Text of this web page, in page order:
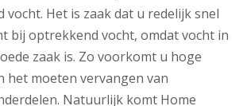
Het is zaak dat u redelijk snel
bij optrekkend vocht, omdat vocht in
zaak is. Zo voorkomt u hoge
het moeten vervangen van
Natuurlijk komt Home